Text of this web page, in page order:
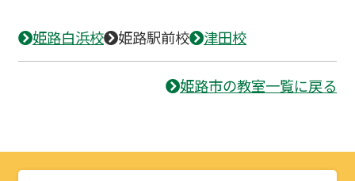
姫路白浜校 姫路駅前校 津田校
姫路市の教室一覧に戻る